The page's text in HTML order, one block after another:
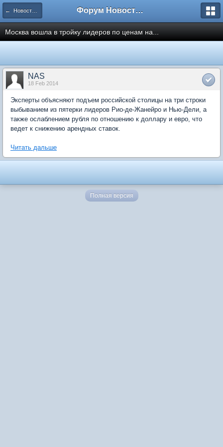
← Новости рынка недвижимости Форум Новостройки
Москва вошла в тройку лидеров по ценам на...
NAS
18 Feb 2014
Эксперты объясняют подъем российской столицы на три строки
выбыванием из пятерки лидеров Рио-де-Жанейро и Нью-Дели, а
также ослаблением рубля по отношению к доллару и евро, что
ведет к снижению арендных ставок.
Читать дальше
Полная версия